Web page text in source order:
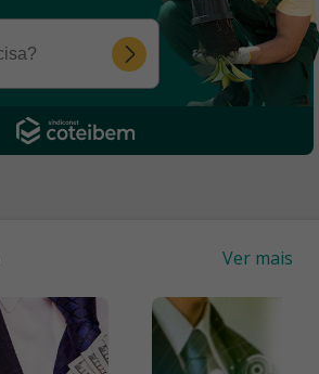
Ver mais